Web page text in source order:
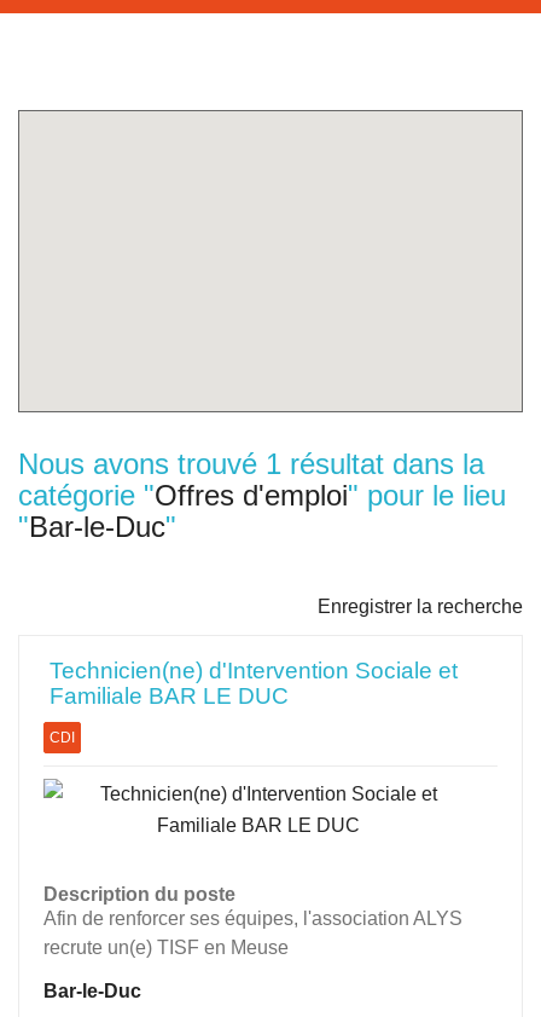
Nous avons trouvé 1 résultat dans la
catégorie "Offres d'emploi" pour le lieu
"Bar-le-Duc"
Enregistrer la recherche
Technicien(ne) d'Intervention Sociale et
Familiale BAR LE DUC
CDI
Description du poste
Afin de renforcer ses équipes, l'association ALYS
recrute un(e) TISF en Meuse
Bar-le-Duc